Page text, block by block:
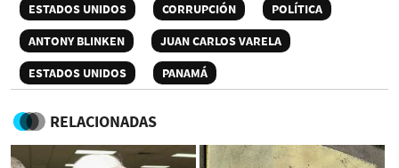
ESTADOS UNIDOS CORRUPCIÓN
POLÍTICA
ANTONY BLINKEN
JUAN CARLOS VARELA
ESTADOS UNIDOS
PANAMÁ
RELACIONADAS